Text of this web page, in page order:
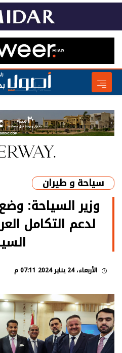
سياحة و طيران
وزير السياحة:
لدعم التكامل
الأربعاء، 24 يناير 2024 07:11 م